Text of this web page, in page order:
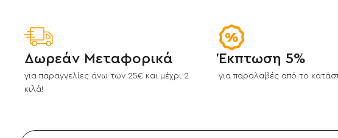
Δωρεάν Μεταφορικά
για παραγγελίες άνω των 25€ και μέχρι 2
κιλά!
Έκπτωση 5%
για παραλαβές από το